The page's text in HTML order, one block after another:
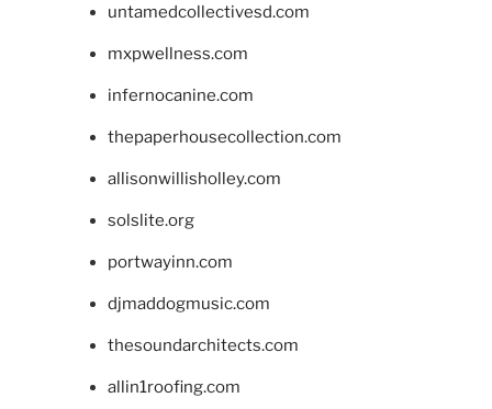
untamedcollectivesd.com
mxpwellness.com
infernocanine.com
thepaperhousecollection.com
allisonwillisholley.com
solslite.org
portwayinn.com
djmaddogmusic.com
thesoundarchitects.com
allin1roofing.com